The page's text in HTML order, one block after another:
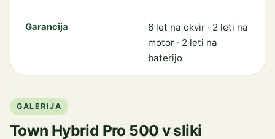
Garancija
6 let na okvir · 2 leti na
motor · 2 leti na
baterijo
GALERIJA
Town Hybrid Pro 500 v sliki